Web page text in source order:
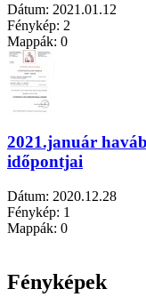
Dátum: 2021.01.12
Fénykép: 2
Mappák: 0
2021.január
időpontjai
Dátum: 2020.12.28
Fénykép: 1
Mappák: 0
Fényképek